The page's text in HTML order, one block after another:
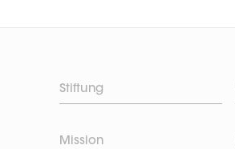
Stiftung
Mission